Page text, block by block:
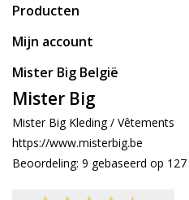
Producten
Mijn account
Mister Big België
Mister Big
Mister Big Kleding / Vêtements
https://www.misterbig.be
Beoordeling: 9 gebaseerd op 127